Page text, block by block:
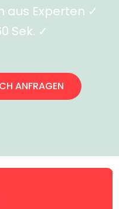
aus Experten ✓
Sek. ✓
ANFRAGEN